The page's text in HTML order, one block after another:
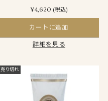
¥4,620 (税込)
カートに追加
詳細を見る
売り切れ